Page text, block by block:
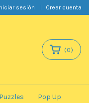
sesión Crear cuenta
(0)
Puzzles Pop Up